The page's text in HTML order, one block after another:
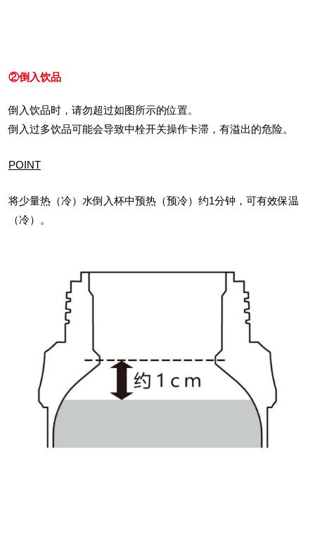
②倒入饮品
倒入饮品时，请勿超过如图所示的位置。
倒入过多饮品可能会导致中栓开关操作卡滞，有溢出的危险。
POINT
将少量热（冷）水倒入杯中预热（预冷）约1分钟，可有效保温
（冷）。